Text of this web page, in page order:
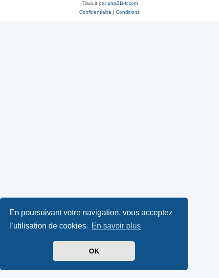
En poursuivant votre navigation, vous acceptez
l’utilisation de cookies. En savoir plus
OK
Traduit parphpBB-fr.com
Confidentialité | Conditions